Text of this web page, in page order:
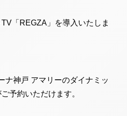
「REGZA」を導入いたしま
ナ神戸 アマリーのダイナミッ
予約いただけます。